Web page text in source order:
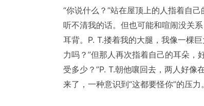
“你说什么？”站在屋顶上的人指着自
听不清我的话。但也可能和喧闹没关
耳背。P. T.搂着我的大腿，我像一棵
力吗？”但那人再次指着自己的耳朵，
受多少？”P. T.朝他嚷回去，两人好像
来了，一种意识到“这都要怪你”的压力。